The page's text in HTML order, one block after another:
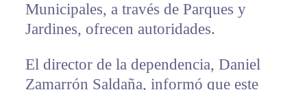
Municipales, a través de Parques y
Jardines, ofrecen autoridades.
El director de la dependencia, Daniel
Zamarrón Saldaña, informó que este